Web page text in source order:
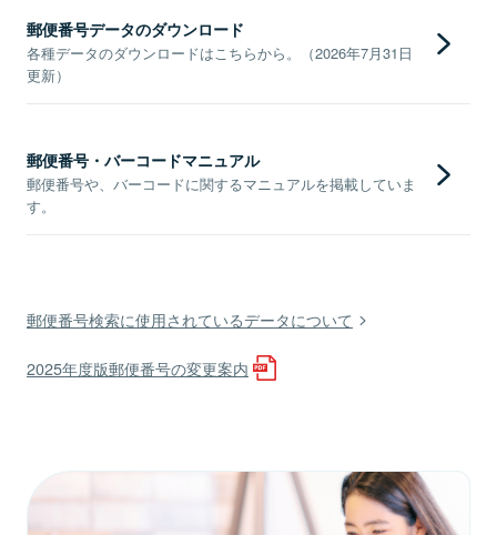
郵便番号データのダウンロード
各種データのダウンロードはこちらから。（2026年7月31日
更新）
郵便番号・バーコードマニュアル
郵便番号や、バーコードに関するマニュアルを掲載していま
す。
郵便番号検索に使用されているデータについて
2025年度版郵便番号の変更案内